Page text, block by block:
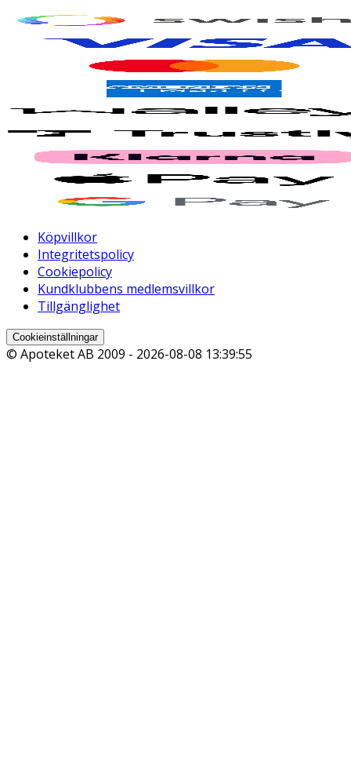
Köpvillkor
Integritetspolicy
Cookiepolicy
Kundklubbens medlemsvillkor
Tillgänglighet
Cookieinställningar
© Apoteket AB 2009 - 2026-08-08 13:39:55